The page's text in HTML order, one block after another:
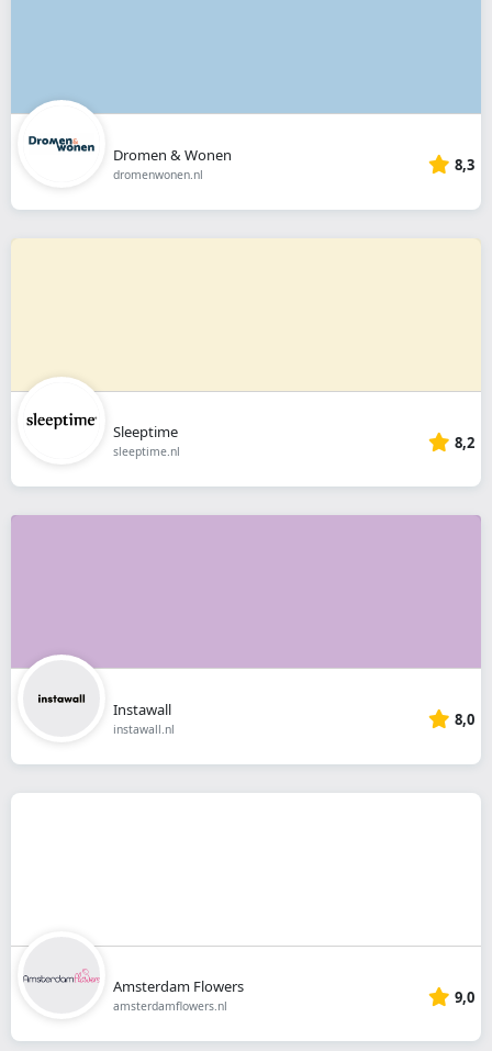
Dromen & Wonen
dromenwonen.nl 8,3
Sleeptime
sleeptime.nl 8,2
Instawall
instawall.nl 8,0
Amsterdam Flowers
amsterdamflowers.nl 9,0